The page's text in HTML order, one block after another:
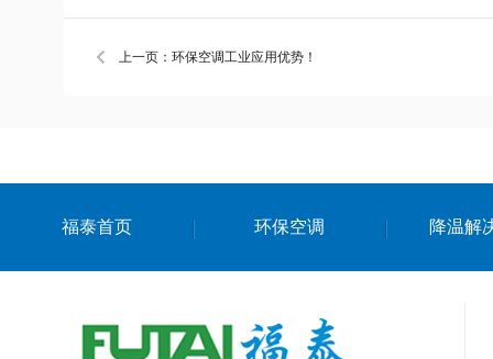
上一页：环保空调工业应用优势！
福泰首页 环保空调 降温解